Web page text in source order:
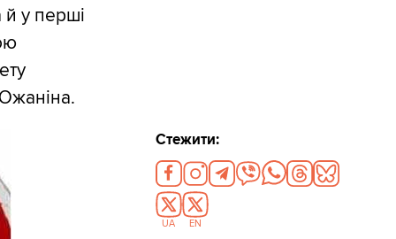
й у перші
Стежити:
UA EN